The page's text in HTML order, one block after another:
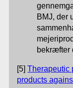
BMJ, der
bekræfter
[5]Therapeutic
products